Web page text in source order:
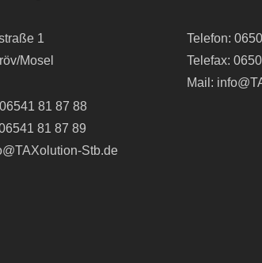
1
Mosel
06541 81 87 88
81 87 89
Stb.de
Telefon:
Telefax:
Mail: